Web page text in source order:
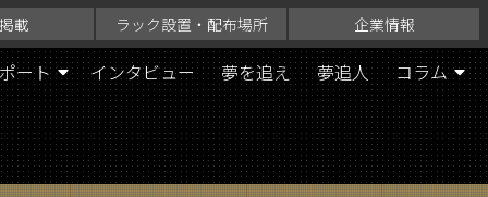
載 ラック設置・配布場所 企業情報
ート インタビュー 夢を追え 夢追人 コラム